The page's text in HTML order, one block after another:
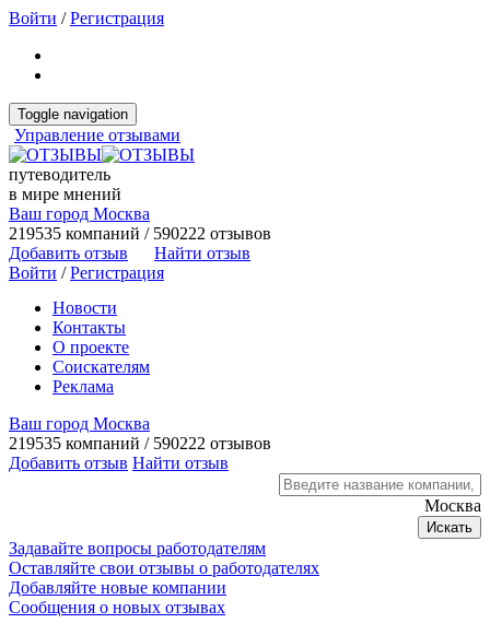
Войти /Регистрация
Toggle navigation
Управление отзывами
путеводитель
в мире мнений
Ваш город Москва
219535 компаний / 590222 отзывов
Добавить отзыв
Найти отзыв
Войти /Регистрация
Новости
Контакты
О проекте
Соискателям
Реклама
Ваш город Москва
219535 компаний / 590222 отзывов
Добавить отзыв Найти отзыв
Москва
Искать
Задавайте вопросы работодателям
Оставляйте свои отзывы о работодателях
Добавляйте новые компании
Сообщения о новых отзывах